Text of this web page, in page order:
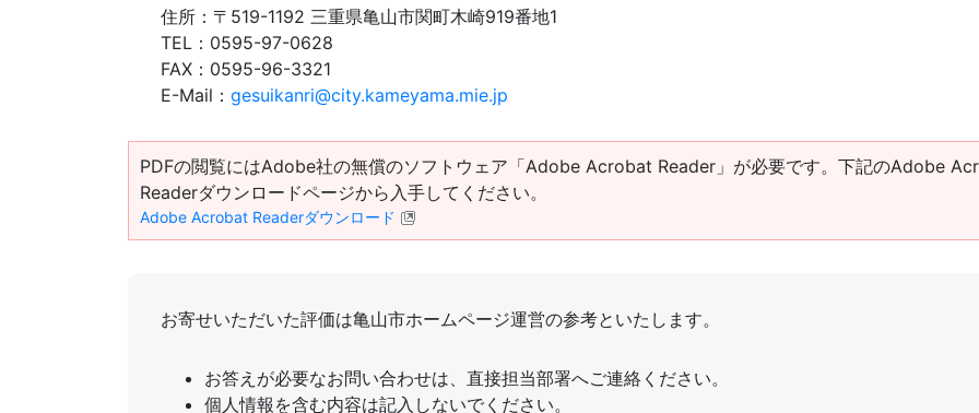
住所： 〒519-1192 三重県亀山市関町木崎919番地1
TEL： 0595-97-0628
FAX： 0595-96-3321
E-Mail： gesuikanri@city.kameyama.mie.jp
PDFの閲覧にはAdobe社の無償のソフトウェア「Adobe Acrobat Reader」が必要です。下記のAdobe
Readerダウンロードページから入手してください。
Adobe Acrobat Readerダウンロード